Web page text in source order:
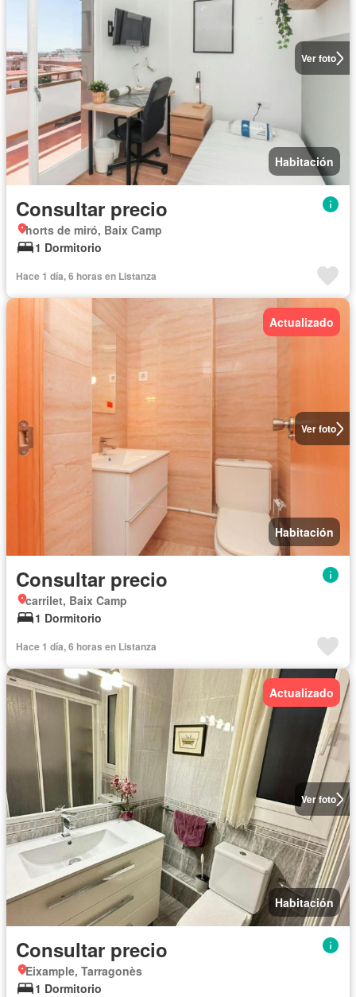
Ver foto
Habitación
Consultar precio
horts de miró, Baix Camp
1 Dormitorio
Hace 1 día, 6 horas en Listanza
Ver foto
Actualizado
Habitación
Consultar precio
carrilet, Baix Camp
1 Dormitorio
Hace 1 día, 6 horas en Listanza
Ver foto
Actualizado
Habitación
Consultar precio
Eixample, Tarragonès
1 Dormitorio